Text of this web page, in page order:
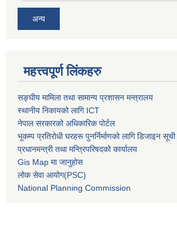
अन्य
महत्त्वपूर्ण लिंकहरु
सङ्घीय मामिला तथा सामान्य प्रशासन मन्त्रालय
स्थानीय निकायको लागि ICT
नेपाल सरकारको अधिकारिक पोर्टल
भूकम्प प्रतिरोधी घरहरू पुनर्निर्माणको लागि डिजाइन सूची
प्रधानमन्त्री तथा मन्त्रिपरिषदको कार्यालय
Gis Map मा जानुहोस
लोक सेवा आयोग(PSC)
National Planning Commission